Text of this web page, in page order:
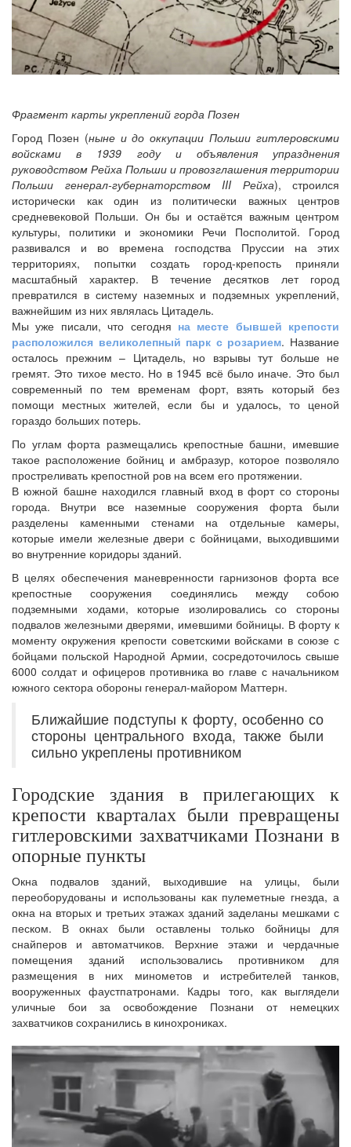
Фрагмент карты укреплений горда Позен
Город Позен (ныне и до оккупации Польши гитлеровскими
войсками в 1939 году и объявления упразднения
руководством Рейха Польши и провозглашения территории
Польши генерал-губернаторством III Рейха), строился
исторически как один из политически важных центров
средневековой Польши. Он бы и остаётся важным центром
культуры, политики и экономики Речи Посполитой. Город
развивался и во времена господства Пруссии на этих
территориях, попытки создать город-крепость приняли
масштабный характер. В течение десятков лет город
превратился в систему наземных и подземных укреплений,
важнейшим из них являлась Цитадель.
Мы уже писали, что сегодня на месте бывшей крепости
расположился великолепный парк с розарием. Название
осталось прежним – Цитадель, но взрывы тут больше не
гремят. Это тихое место. Но в 1945 всё было иначе. Это был
современный по тем временам форт, взять который без
помощи местных жителей, если бы и удалось, то ценой
гораздо больших потерь.
По углам форта размещались крепостные башни, имевшие
такое расположение бойниц и амбразур, которое позволяло
простреливать крепостной ров на всем его протяжении.
В южной башне находился главный вход в форт со стороны
города. Внутри все наземные сооружения форта были
разделены каменными стенами на отдельные камеры,
которые имели железные двери с бойницами, выходившими
во внутренние коридоры зданий.
В целях обеспечения маневренности гарнизонов форта все
крепостные сооружения соединялись между собою
подземными ходами, которые изолировались со стороны
подвалов железными дверями, имевшими бойницы. В форту к
моменту окружения крепости советскими войсками в союзе с
бойцами польской Народной Армии, сосредоточилось свыше
6000 солдат и офицеров противника во главе с начальником
южного сектора обороны генерал-майором Маттерн.
Ближайшие подступы к форту, особенно со
стороны центрального входа, также были
сильно укреплены противником
Городские здания в прилегающих к
крепости кварталах были превращены
гитлеровскими захватчиками Познани в
опорные пункты
Окна подвалов зданий, выходившие на улицы, были
переоборудованы и использованы как пулеметные гнезда, а
окна на вторых и третьих этажах зданий заделаны мешками с
песком. В окнах были оставлены только бойницы для
снайперов и автоматчиков. Верхние этажи и чердачные
помещения зданий использовались противником для
размещения в них минометов и истребителей танков,
вооруженных фаустпатронами. Кадры того, как выглядели
уличные бои за освобождение Познани от немецких
захватчиков сохранились в кинохрониках.